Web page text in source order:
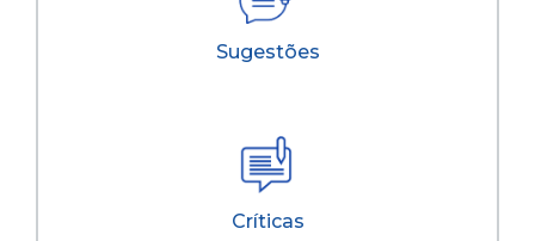
Sugestões
Críticas